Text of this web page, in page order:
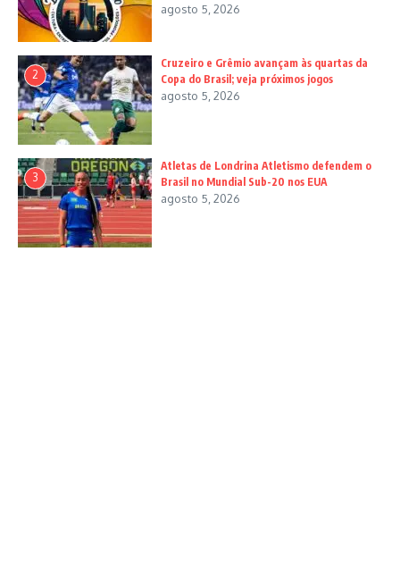
agosto 5, 2026
2
Cruzeiro e Grêmio avançam às quartas da
Copa do Brasil; veja próximos jogos
agosto 5, 2026
3
Atletas de Londrina Atletismo defendem o
Brasil no Mundial Sub-20 nos EUA
agosto 5, 2026